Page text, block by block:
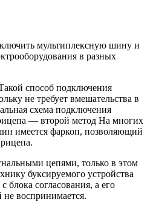
мультиплексную шину и
в разных
способ подключения
не требует вмешательства в
схема подключения
— второй метод На многих
имеется фаркоп, позволяющий
цепями, только в этом
буксируемого устройства
согласования, а его
не воспринимается.